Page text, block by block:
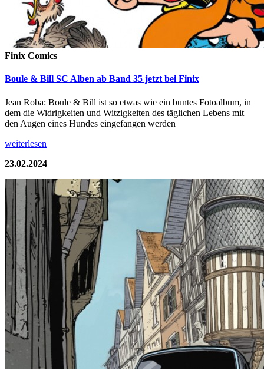
Finix Comics
Boule & Bill SC Alben ab Band 35 jetzt bei Finix
Jean Roba: Boule & Bill ist so etwas wie ein buntes Fotoalbum, in
dem die Widrigkeiten und Witzigkeiten des täglichen Lebens mit
den Augen eines Hundes eingefangen werden
weiterlesen
23.02.2024